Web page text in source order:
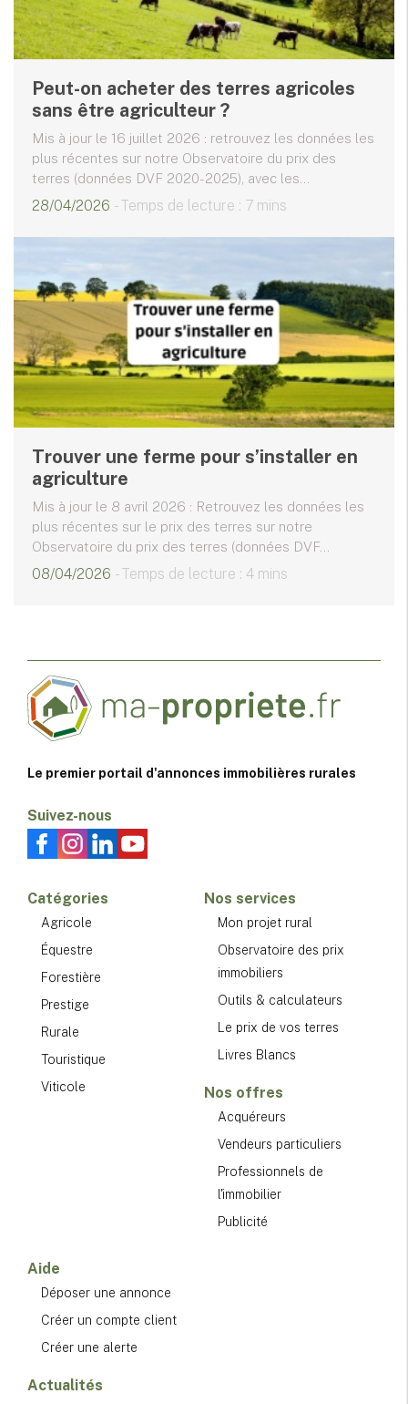
Peut-on acheter des terres agricoles
sans être agriculteur ?
Mis à jour le 16 juillet 2026 : retrouvez les données les
plus récentes sur notre Observatoire du prix des
terres (données DVF 2020-2025), avec les...
28/04/2026 - Temps de lecture : 7 mins
Trouver une ferme pour s’installer en
agriculture
Mis à jour le 8 avril 2026 : Retrouvez les données les
plus récentes sur le prix des terres sur notre
Observatoire du prix des terres (données DVF...
08/04/2026 - Temps de lecture : 4 mins
Le premier portail d'annonces immobilières rurales
Suivez-nous
Catégories
Agricole
Équestre
Forestière
Prestige
Rurale
Touristique
Viticole
Nos services
Mon projet rural
Observatoire des prix
immobiliers
Outils & calculateurs
Le prix de vos terres
Livres Blancs
Nos offres
Acquéreurs
Vendeurs particuliers
Professionnels de
l'immobilier
Publicité
Aide
Déposer une annonce
Créer un compte client
Créer une alerte
Actualités